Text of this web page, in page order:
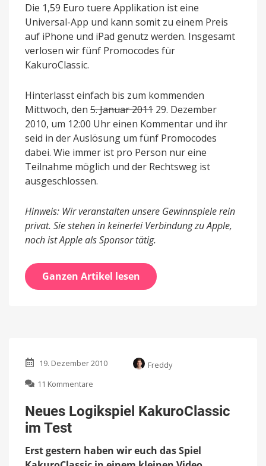
Die 1,59 Euro tuere Applikation ist eine
Universal-App und kann somit zu einem Preis
auf iPhone und iPad genutz werden. Insgesamt
verlosen wir fünf Promocodes für
KakuroClassic.
Hinterlasst einfach bis zum kommenden
Mittwoch, den 5. Januar 2011 29. Dezember
2010, um 12:00 Uhr einen Kommentar und ihr
seid in der Auslösung um fünf Promocodes
dabei. Wie immer ist pro Person nur eine
Teilnahme möglich und der Rechtsweg ist
ausgeschlossen.
Hinweis: Wir veranstalten unsere Gewinnspiele rein
privat. Sie stehen in keinerlei Verbindung zu Apple,
noch ist Apple als Sponsor tätig.
Ganzen Artikel lesen
19. Dezember 2010
Freddy
11 Kommentare
Logikspiel
KakuroClassic
Neues Logikspiel KakuroClassic
im Test
Erst gestern haben wir euch das Spiel